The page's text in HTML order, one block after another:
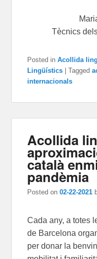
Tècnics
Posted in Acollida
Lingüístics |Tagged
internacionals
Acollida
català
pandèmia
Posted on02-22-2021
Cada any, a totes
de Barcelona
per donar la